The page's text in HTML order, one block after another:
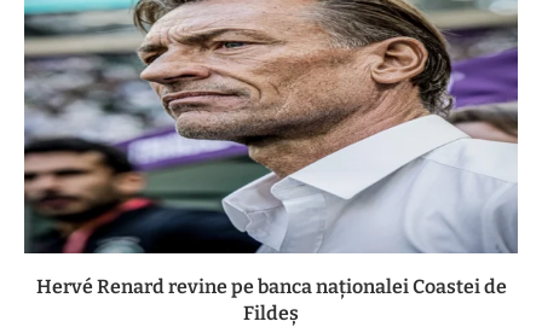
Hervé Renard revine pe banca naționalei Coastei de
Fildeș